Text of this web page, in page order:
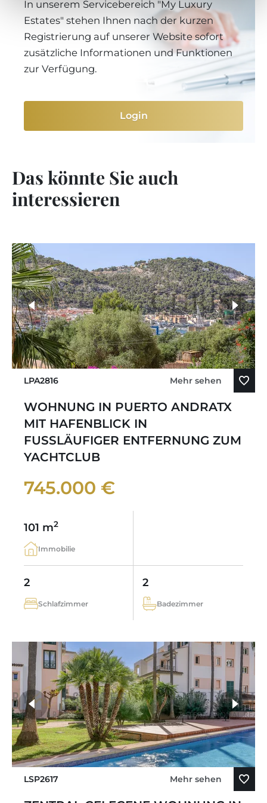
In unserem Servicebereich "My Luxury
Estates" stehen Ihnen nach der kurzen
Registrierung auf unserer Website sofort
zusätzliche Informationen und Funktionen
zur Verfügung.
Login
Das könnte Sie auch
interessieren
LPA2816 Mehr sehen
WOHNUNG IN PUERTO ANDRATX
MIT HAFENBLICK IN
FUSSLÄUFIGER ENTFERNUNG ZUM
YACHTCLUB
745.000 €
101 m2
Immobilie
2
Schlafzimmer
2
Badezimmer
LSP2617 Mehr sehen